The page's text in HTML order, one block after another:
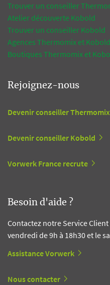
Trouver un conseiller
Atelier découverte Kobold
Trouver un conseiller Kobold
Agences Thermomix et Kobold
Boutiques Thermomix et
Rejoignez-nous
Devenir conseiller
Devenir conseiller Kobold
Vorwerk France recrute
Besoin d'aide ?
Contactez notre Service
vendredi de 9h à 18h30 et le
Assistance Vorwerk
Nous contacter